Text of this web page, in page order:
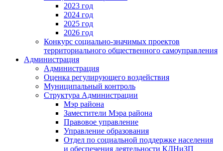
2023 год
2024 год
2025 год
2026 год
Конкурс социально-значимых проектов
территориального общественного самоуправления
Администрация
Администрация
Оценка регулирующего воздействия
Муниципальный контроль
Структура Администрации
Мэр района
Заместители Мэра района
Правовое управление
Управление образования
Отдел по социальной поддержке населения
и обеспечения деятельности КДНиЗП